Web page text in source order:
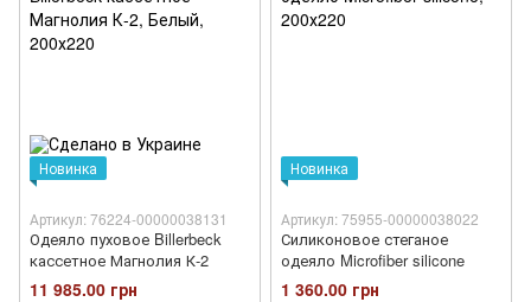
Новинка
Артикул: 76224-00000038131
Одеяло пуховое Billerbeck
кассетное Магнолия К-2
11 985.00 грн
Новинка
Артикул: 75955-00000038022
Силиконовое стеганое
одеяло Microfiber silicone
1 360.00 грн